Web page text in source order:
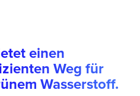
einen
Weg für
Wasserstoff.